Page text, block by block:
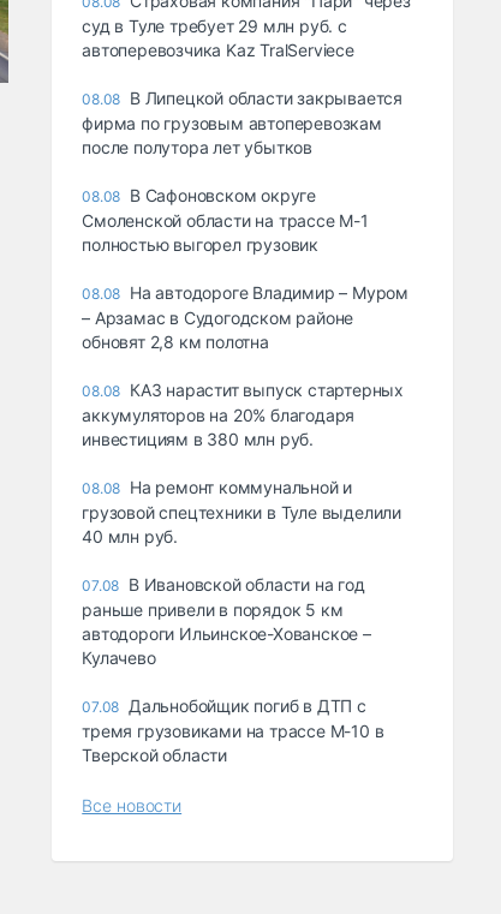
суд в Туле требует 29 млн руб. с
автоперевозчика Kaz TralServiece
08.08 В Липецкой области закрывается
фирма по грузовым автоперевозкам
после полутора лет убытков
08.08 В Сафоновском округе
Смоленской области на трассе М-1
полностью выгорел грузовик
08.08 На автодороге Владимир – Муром
– Арзамас в Судогодском районе
обновят 2,8 км полотна
08.08 КАЗ нарастит выпуск стартерных
аккумуляторов на 20% благодаря
инвестициям в 380 млн руб.
08.08 На ремонт коммунальной и
грузовой спецтехники в Туле выделили
40 млн руб.
07.08 В Ивановской области на год
раньше привели в порядок 5 км
автодороги Ильинское-Хованское –
Кулачево
07.08 Дальнобойщик погиб в ДТП с
тремя грузовиками на трассе М-10 в
Тверской области
Все новости